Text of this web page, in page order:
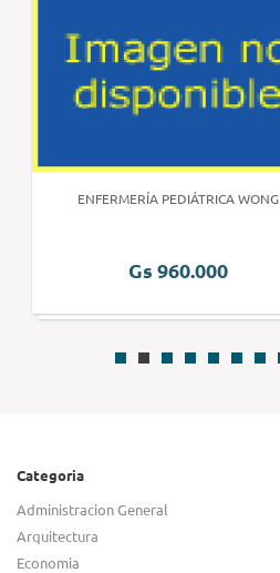
ENFERMERÍA PEDIÁTRICA WONG
Gs 960.000
Categoria
Administracion General
Arquitectura
Economia